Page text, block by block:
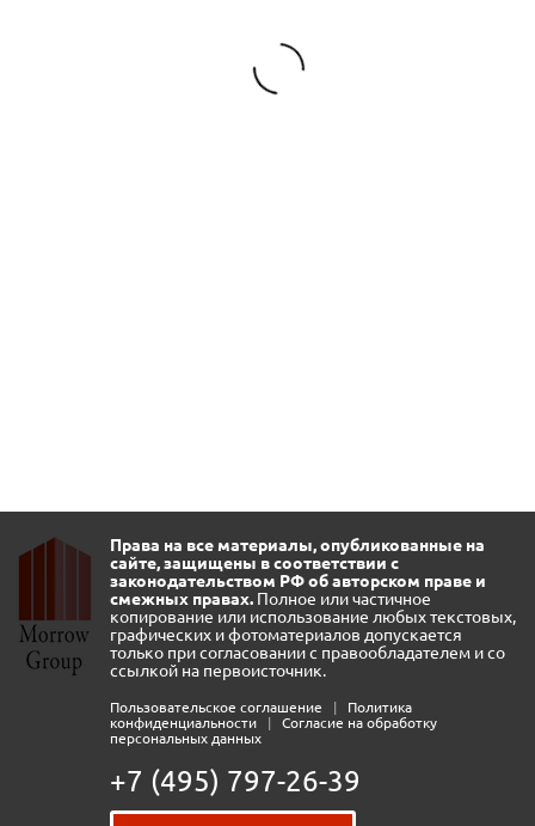
Права на все материалы, опубликованные на
сайте, защищены в соответствии с
законодательством РФ об авторском праве и
смежных правах. Полное или частичное
копирование или использование любых текстовых,
графических и фотоматериалов допускается
только при согласовании с правообладателем и со
ссылкой на первоисточник.
Пользовательское соглашение |
Политика
конфиденциальности
|
Согласие на обработку
персональных данных
+7 (495) 797-26-39